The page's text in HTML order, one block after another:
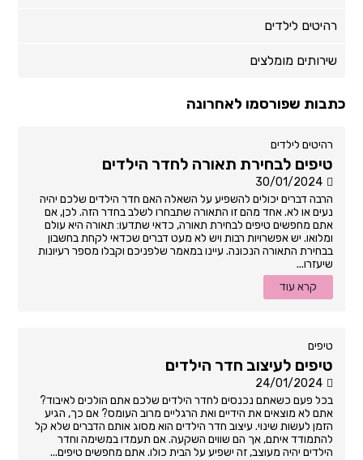
רהיטים לילדים
שירותים מומלצים
כתבות שפורסמו לאחרונה
רהיטים לילדים
טיפים לבחירת תאורה לחדר הילדים
30/01/2024
הרבה דברים יכולים להשפיע על השאלה האם חדר הילדים שלכם יהיה
נעים או לא. אחד מהם זו התאורה שתבחרו לשלב בחדר הזה. לכן, אם
אתם מחפשים טיפים לבחירת תאורה, כדאי שתדעו: תאורה היא עולם
ומלואו. יש אפשרויות רבות ויש לא מעט דברים שכדאי לקחת בחשבון
בבחירת התאורה הנכונה. עיינו במאמר שלפניכם וקבלו מספר רעיונות
שיעזרו...
קרא עוד
טיפים
טיפים לעיצוב חדר הילדים
24/01/2024
בכל פעם כשאתם נכנסים לחדר הילדים שלכם אתם הולכים לאיבוד?
אתם לא מוצאים את הידיים ואת הרגליים מרוב העומס? אם כך, הגיע
הזמן לעשות שינוי. עיצוב חדר הילדים הוא מסוג אותם הדברים שלא קל
להתמודד איתם, אך הם שווים השקעה. אם תעמדו במשימה וחדר
הילדים יהיה מעוצב, זה ישפיע על הבית כולו. אתם מחפשים טיפים...